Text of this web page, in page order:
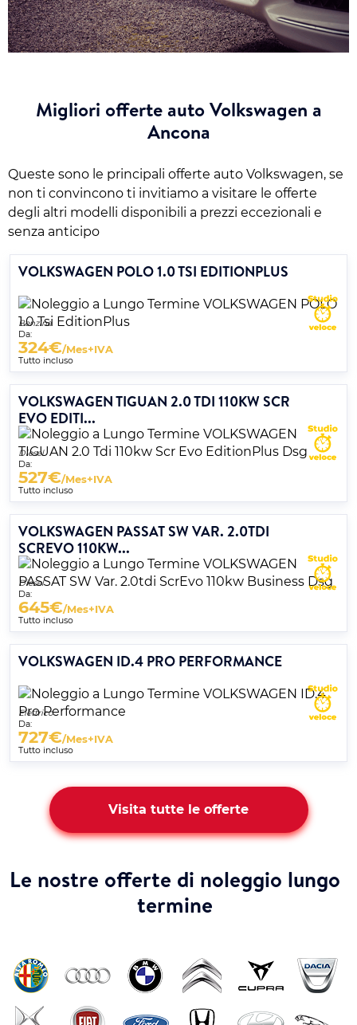
Migliori offerte auto Volkswagen a
Ancona
Queste sono le principali offerte auto Volkswagen, se
non ti convincono ti invitiamo a visitare le offerte
degli altri modelli disponibili a prezzi eccezionali e
senza anticipo
VOLKSWAGEN POLO 1.0 TSI EDITIONPLUS
Benzina
Da:
324€/Mes+IVA
Tutto incluso
VOLKSWAGEN TIGUAN 2.0 TDI 110KW SCR
EVO EDITI...
Diesel
Da:
527€/Mes+IVA
Tutto incluso
VOLKSWAGEN PASSAT SW VAR. 2.0TDI
SCREVO 110KW...
Diesel
Da:
645€/Mes+IVA
Tutto incluso
VOLKSWAGEN ID.4 PRO PERFORMANCE
Elettrico
Da:
727€/Mes+IVA
Tutto incluso
Visita tutte le offerte
Le nostre offerte di noleggio lungo
termine